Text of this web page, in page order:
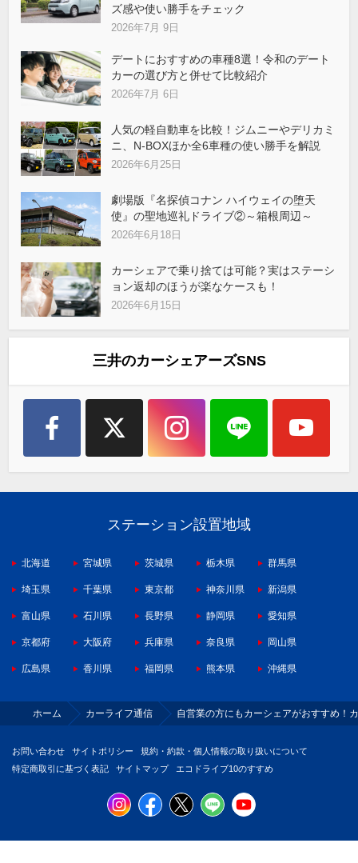
ズ感や使い勝手をチェック
2026年7月 9日
デートにおすすめの車種8選！令和のデート
カーの選び方と併せて比較紹介
2026年7月 6日
人気の軽自動車を比較！ジムニーやデリカミ
ニ、N-BOXほか全6車種の使い勝手を解説
2026年6月25日
劇場版『名探偵コナン ハイウェイの堕天
使』の聖地巡礼ドライブ②～箱根周辺～
2026年6月18日
カーシェアで乗り捨ては可能？実はステーシ
ョン返却のほうが楽なケースも！
2026年6月15日
三井のカーシェアーズSNS
ステーション設置地域
北海道 宮城県 茨城県 栃木県 群馬県
埼玉県 千葉県 東京都 神奈川県 新潟県
富山県 石川県 長野県 静岡県 愛知県
京都府 大阪府 兵庫県 奈良県 岡山県
広島県 香川県 福岡県 熊本県 沖縄県
ホーム カーライフ通信 自営業の方にもカーシェアがおすすめ！
お問い合わせ サイトポリシー
規約・約款・個人情報の取り扱いについて
特定商取引に基づく表記
サイトマップ エコドライブ10のすすめ